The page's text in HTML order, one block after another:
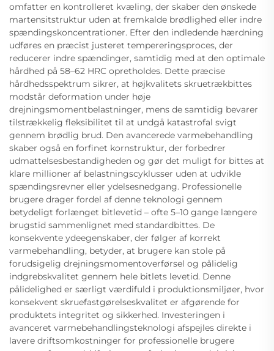
omfatter en kontrolleret kvæling, der skaber den ønskede
martensitstruktur uden at fremkalde brødlighed eller indre
spændingskoncentrationer. Efter den indledende hærdning
udføres en præcist justeret tempereringsproces, der
reducerer indre spændinger, samtidig med at den optimale
hårdhed på 58–62 HRC opretholdes. Dette præcise
hårdhedsspektrum sikrer, at højkvalitets skruetrækbittes
modstår deformation under høje
drejningsmomentbelastninger, mens de samtidig bevarer
tilstrækkelig fleksibilitet til at undgå katastrofal svigt
gennem brødlig brud. Den avancerede varmebehandling
skaber også en forfinet kornstruktur, der forbedrer
udmattelsesbestandigheden og gør det muligt for bittes at
klare millioner af belastningscyklusser uden at udvikle
spændingsrevner eller ydelsesnedgang. Professionelle
brugere drager fordel af denne teknologi gennem
betydeligt forlænget bitlevetid – ofte 5–10 gange længere
brugstid sammenlignet med standardbittes. De
konsekvente ydeegenskaber, der følger af korrekt
varmebehandling, betyder, at brugere kan stole på
forudsigelig drejningsmomentoverførsel og pålidelig
indgrebskvalitet gennem hele bitlets levetid. Denne
pålidelighed er særligt værdifuld i produktionsmiljøer, hvor
konsekvent skruefastgørelseskvalitet er afgørende for
produktets integritet og sikkerhed. Investeringen i
avanceret varmebehandlingsteknologi afspejles direkte i
lavere driftsomkostninger for professionelle brugere